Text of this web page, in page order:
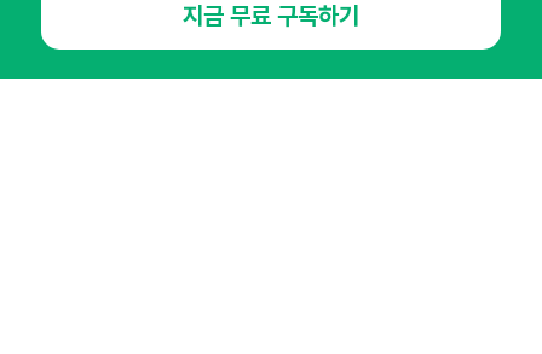
오픈애즈란
지금 무료 구독하기